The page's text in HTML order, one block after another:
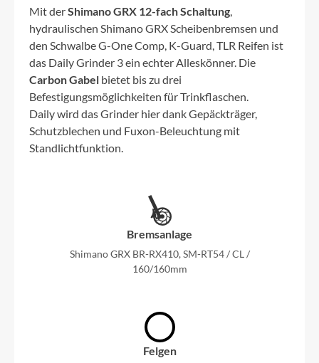
Mit derShimano GRX 12-fach Schaltung,
hydraulischen Shimano GRX Scheibenbremsen und
den Schwalbe G-One Comp, K-Guard, TLR Reifen ist
das Daily Grinder 3 ein echter Alleskönner. Die
Carbon Gabel bietet bis zu drei
Befestigungsmöglichkeiten für Trinkflaschen.
Daily wird das Grinder hier dank Gepäckträger,
Schutzblechen und Fuxon-Beleuchtung mit
Standlichtfunktion.
Bremsanlage
Shimano GRX BR-RX410, SM-RT54 / CL /
160/160mm
Felgen